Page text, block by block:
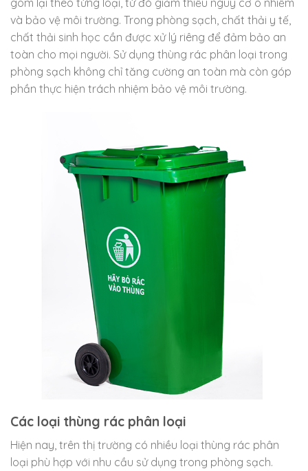
và bảo vệ môi trường. Trong phòng sạch, chất thải y tế,
chất thải sinh học cần được xử lý riêng để đảm bảo an
toàn cho mọi người. Sử dụng thùng rác phân loại trong
phòng sạch không chỉ tăng cường an toàn mà còn góp
phần thực hiện trách nhiệm bảo vệ môi trường.
Các loại thùng rác phân loại
Hiện nay, trên thị trường có nhiều loại thùng rác phân
loại phù hợp với nhu cầu sử dụng trong phòng sạch.